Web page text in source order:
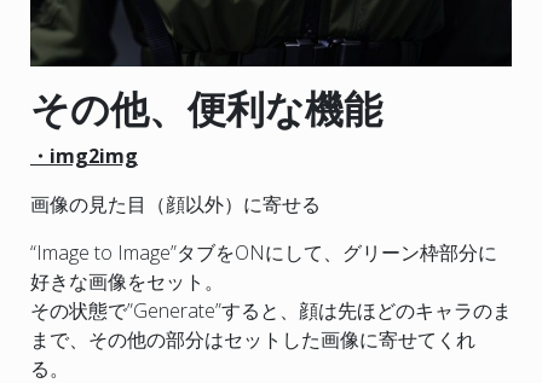
その他、便利な機能
・img2img
画像の見た目（顔以外）に寄せる
“Image to Image”タブをONにして、グリーン枠部分に
好きな画像をセット。
その状態で”Generate”すると、顔は先ほどのキャラのま
まで、その他の部分はセットした画像に寄せてくれ
る。